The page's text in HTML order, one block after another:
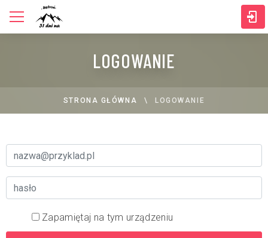
LOGOWANIE
STRONA GŁÓWNA LOGOWANIE
Zapamiętaj na tym urządzeniu